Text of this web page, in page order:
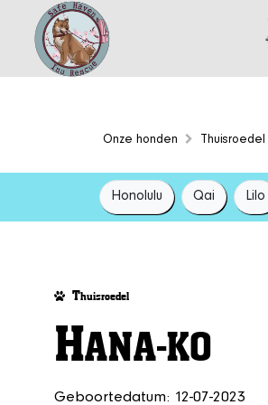
Onze honden Thuisroedel
Honolulu Qai Lilo
Thuisroedel
HANA-KO
Geboortedatum: 12-07-2023